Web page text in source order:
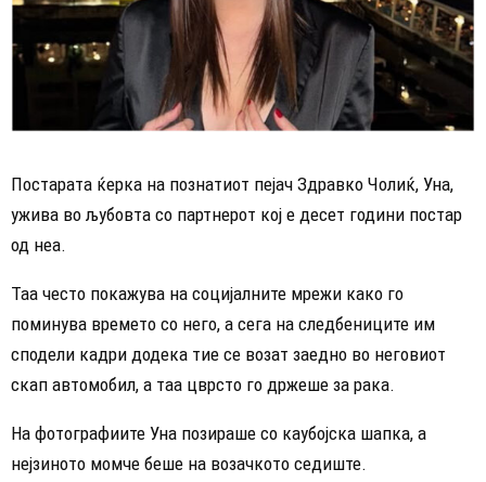
Постарата ќерка на познатиот пејач Здравко Чолиќ, Уна,
ужива во љубовта со партнерот кој е десет години постар
од неа.
Таа често покажува на социјалните мрежи како го
поминува времето со него, а сега на следбениците им
сподели кадри додека тие се возат заедно во неговиот
скап автомобил, а таа цврсто го држеше за рака.
На фотографиите Уна позираше со каубојска шапка, а
нејзиното момче беше на возачкото седиште.